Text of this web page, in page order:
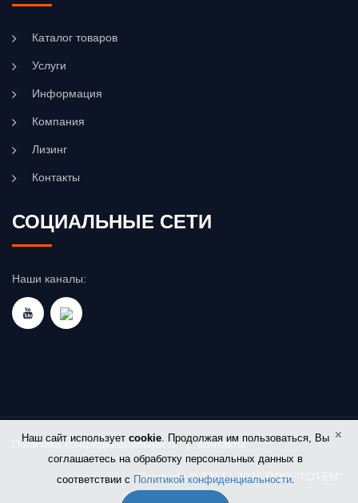
Каталог товаров
Услуги
Информация
Компания
Лизинг
Контакты
СОЦИАЛЬНЫЕ СЕТИ
Наши каналы:
Политика конфиденциальности | Контакты
Copyright © 2014 - 2026 OOO "TOTEM".
×
Наш сайт использует cookie. Продолжая им пользоваться, Вы
соглашаетесь на обработку персональных данных в
соответствии с Политикой конфиденциальности.